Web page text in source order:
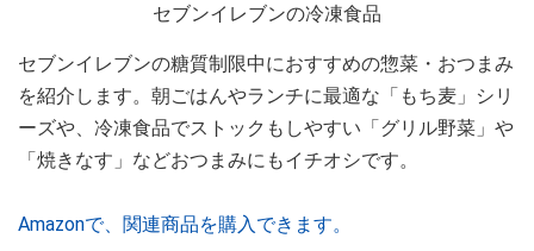
セブンイレブンの冷凍食品
セブンイレブンの糖質制限中におすすめの惣菜・おつまみ
を紹介します。朝ごはんやランチに最適な「もち麦」シリ
ーズや、冷凍食品でストックもしやすい「グリル野菜」や
「焼きなす」などおつまみにもイチオシです。
Amazonで、関連商品を購入できます。